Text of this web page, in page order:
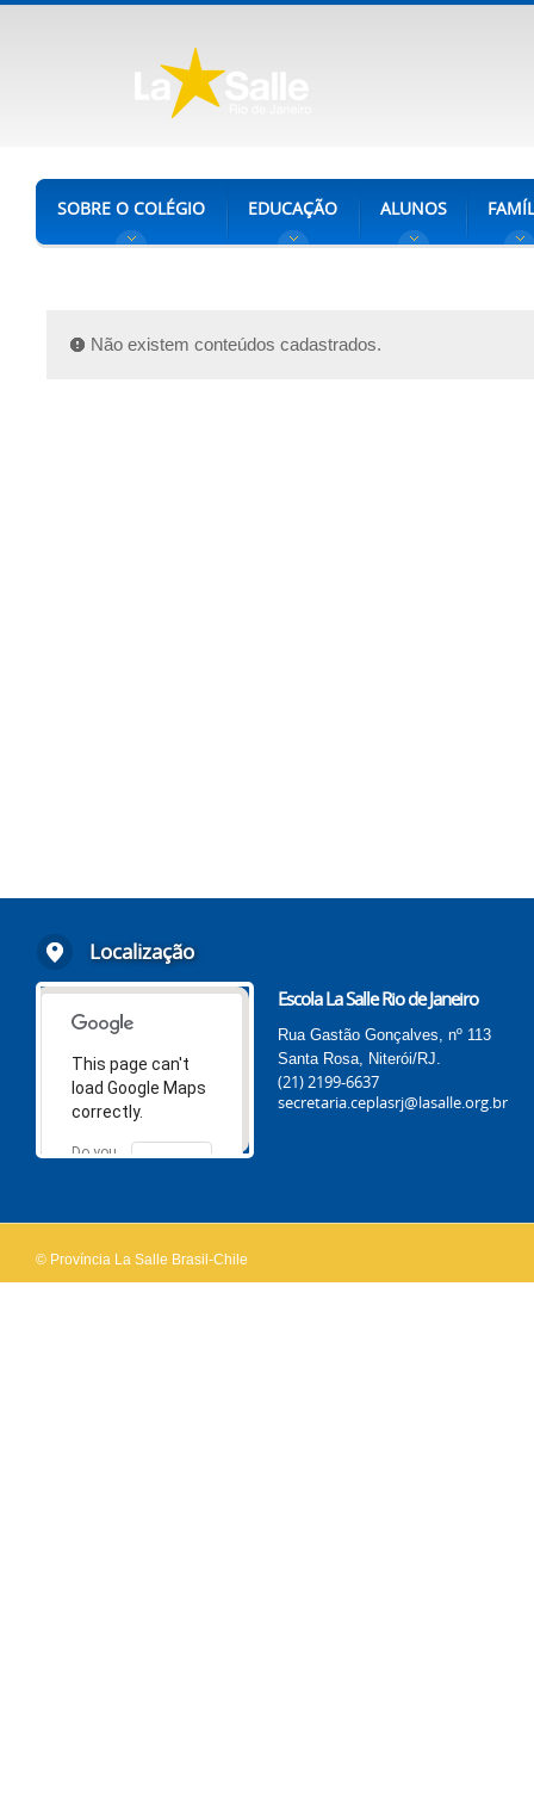
SOBRE O COLÉGIO EDUCAÇÃO ALUNOS
Não existem conteúdos cadastrados.
Localização
This page can't
load Google Maps
correctly.
Do you
OK
Escola La Salle Rio de Janeiro
Rua Gastão Gonçalves, nº 113
Santa Rosa, Niterói/RJ.
(21) 2199-6637
secretaria.ceplasrj@lasalle.org.br
© Província La Salle Brasil-Chile